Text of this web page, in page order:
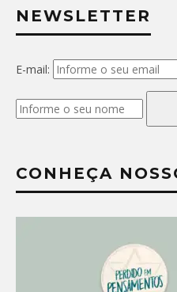
NEWSLETTER
E-mail:
CONHEÇA